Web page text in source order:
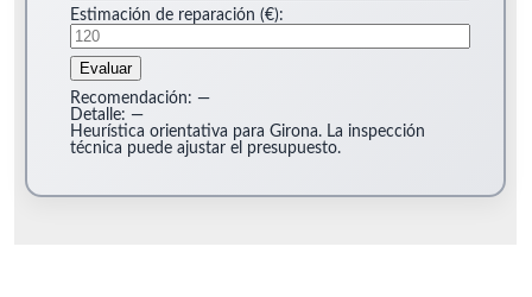
Estimación de reparación (€):
Evaluar
Recomendación: —
Detalle: —
Heurística orientativa para Girona. La inspección
técnica puede ajustar el presupuesto.